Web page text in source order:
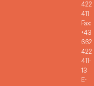
422
411
Fax:
+43
662
422
411-
13
E-